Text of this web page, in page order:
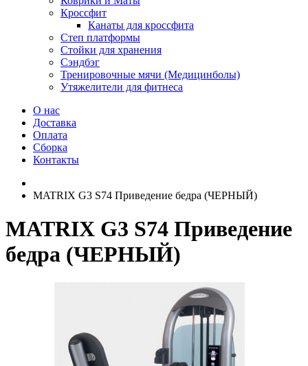
Кроссфит
Канаты для кроссфита
Степ платформы
Стойки для хранения
Сэндбэг
Тренировочные мячи (Медицинболы)
Утяжелители для фитнеса
О нас
Доставка
Оплата
Сборка
Контакты
MATRIX G3 S74 Приведение бедра (ЧЕРНЫЙ)
MATRIX G3 S74 Приведение
бедра (ЧЕРНЫЙ)